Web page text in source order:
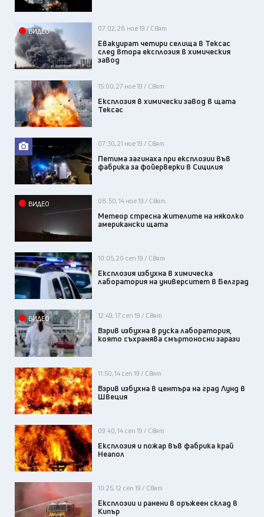
ВИДЕО 07:02, 28 ное 19 / Свят
Евакуират четири селища в Тексас
след втора експлозия в химическия
завод
15:00, 27 ное 19 / Свят
Експлозия в химически завод в щата
Тексас
07:30, 21 ное 19 / Свят
Петима загинаха при експлозии във
фабрика за фойерверки в Сицилия
ВИДЕО 08:50, 14 ное 19 / Свят
Метеор стресна жителите на няколко
американски щата
10:05, 20 сеп 19 / Свят
Експлозия избухна в химическа
лаборатория на университет в Белград
ВИДЕО 12:49, 17 сеп 19 / Свят
Взрив избухна в руска лаборатория,
която съхранява смъртоносни зарази
11:50, 14 сеп 19 / Свят
Взрив избухна в центъра на град Лунд в
Швеция
09:40, 14 сеп 19 / Свят
Експлозия и пожар във фабрика край
Неапол
10:25, 12 сеп 19 / Свят
Експлозии и ранени в оръжеен склад в
Кипър